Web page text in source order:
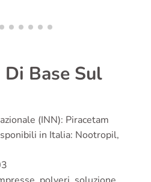
Base Sul
(INN): Piracetam
in Italia: Nootropil,